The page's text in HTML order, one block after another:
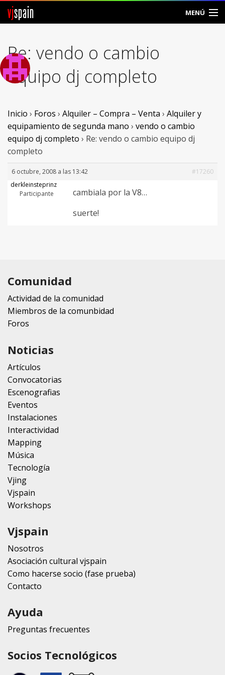
vjspain MENÚ
Foros
Noticias
Vjspain
Ayuda
Contacto
Entrar
Re: vendo o cambio
equipo dj completo
Inicio › Foros › Alquiler – Compra – Venta › Alquiler y
equipamiento de segunda mano › vendo o cambio
equipo dj completo › Re: vendo o cambio equipo dj
completo
6 octubre, 2008 a las 13:42
#17260
derkleinsteprinz
Participante
cambiala por la V8…
suerte!
Comunidad
Actividad de la comunidad
Miembros de la comunbidad
Foros
Noticias
Artículos
Convocatorias
Escenografias
Eventos
Instalaciones
Interactividad
Mapping
Música
Tecnología
Vjing
Vjspain
Workshops
Vjspain
Nosotros
Asociación cultural vjspain
Como hacerse socio (fase prueba)
Contacto
Ayuda
Preguntas frecuentes
Socios Tecnológicos